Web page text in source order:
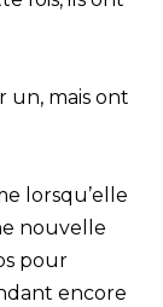
un, mais ont
lorsqu’elle
nouvelle
pour
encore